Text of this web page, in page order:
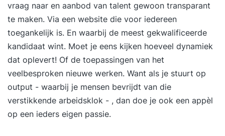
vraag naar en aanbod van talent gewoon transparant
te maken. Via een website die voor iedereen
toegankelijk is. En waarbij de meest gekwalificeerde
kandidaat wint. Moet je eens kijken hoeveel dynamiek
dat oplevert! Of de toepassingen van het
veelbesproken nieuwe werken. Want als je stuurt op
output - waarbij je mensen bevrijdt van die
verstikkende arbeidsklok - , dan doe je ook een appèl
op een ieders eigen passie.